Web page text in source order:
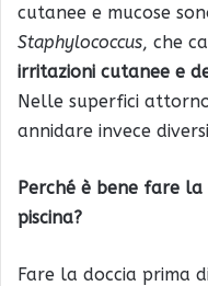
cutanee e mucose
Staphylococcus, che
irritazioni cutanee e
Nelle superfici
annidare invece
Perché è bene fare
piscina?
Fare la doccia prima